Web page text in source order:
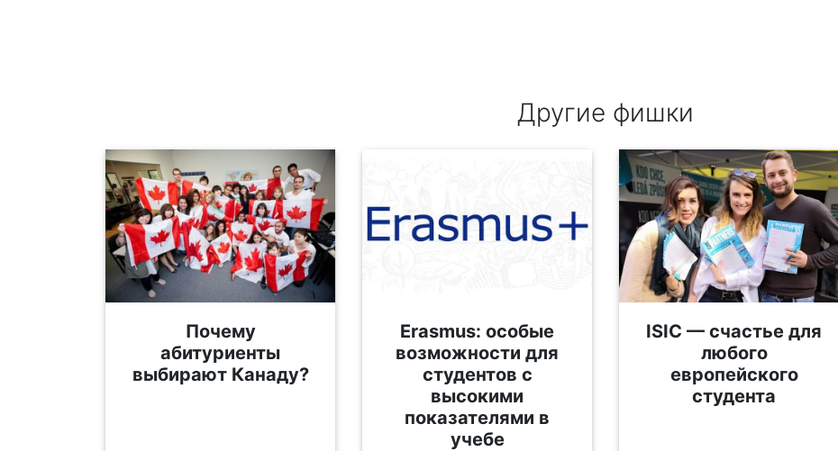
Другие фишки
Почему
абитуриенты
выбирают Канаду?
Erasmus: особые
возможности для
студентов с
высокими
показателями в
учебе
ISIC — счастье для
любого
европейского
студента